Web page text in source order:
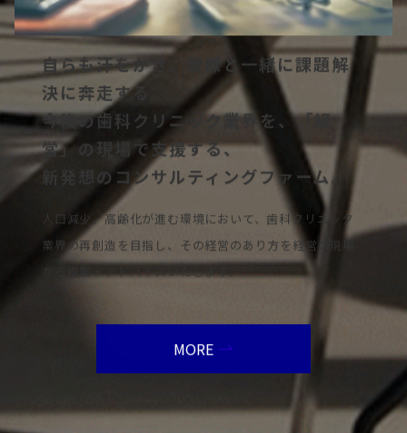
自らも汗をかき、皆様と一緒に課題解
決に奔走する。
今後の歯科クリニック業界を、「経
営」の現場で支援する、
新発想のコンサルティングファーム。
人口減少、高齢化が進む環境において、歯科クリニック
業界の再創造を目指し、その経営のあり方を経営の現場
から提案・アドバイスいたします。
MORE